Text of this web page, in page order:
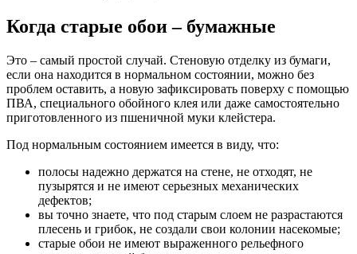
Когда старые обои – бумажные
Это – самый простой случай. Стеновую отделку из бумаги,
если она находится в нормальном состоянии, можно без
проблем оставить, а новую зафиксировать поверху с помощью
ПВА, специального обойного клея или даже самостоятельно
приготовленного из пшеничной муки клейстера.
Под нормальным состоянием имеется в виду, что:
полосы надежно держатся на стене, не отходят, не
пузырятся и не имеют серьезных механических
дефектов;
вы точно знаете, что под старым слоем не разрастаются
плесень и грибок, не создали свои колонии насекомые;
старые обои не имеют выраженного рельефного